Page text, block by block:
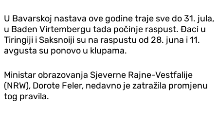
U Bavarskoj nastava ove godine traje sve do 31. jula,
u Baden Virtembergu tada počinje raspust. Đaci u
Tiringiji i Saksnoiji su na raspustu od 28. juna i 11.
avgusta su ponovo u klupama.
Ministar obrazovanja Sjeverne Rajne-Vestfalije
(NRW), Dorote Feler, nedavno je zatražila promjenu
tog pravila.